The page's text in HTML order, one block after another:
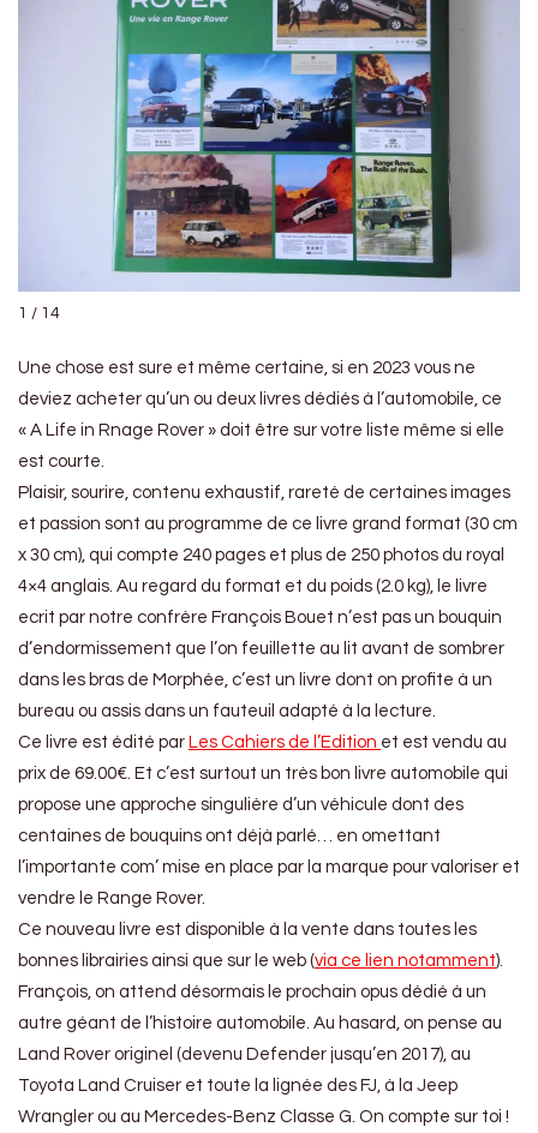
1 / 14
Une chose est sure et même certaine, si en 2023 vous ne
deviez acheter qu’un ou deux livres dédiés à l’automobile, ce
« A Life in Rnage Rover » doit être sur votre liste même si elle
est courte.
Plaisir, sourire, contenu exhaustif, rareté de certaines images
et passion sont au programme de ce livre grand format (30 cm
x 30 cm), qui compte 240 pages et plus de 250 photos du royal
4×4 anglais. Au regard du format et du poids (2.0 kg), le livre
ecrit par notre confrère François Bouet n’est pas un bouquin
d’endormissement que l’on feuillette au lit avant de sombrer
dans les bras de Morphée, c’est un livre dont on profite à un
bureau ou assis dans un fauteuil adapté à la lecture.
Ce livre est édité par Les Cahiers de l’Edition et est vendu au
prix de 69.00€. Et c’est surtout un très bon livre automobile qui
propose une approche singulière d’un véhicule dont des
centaines de bouquins ont déjà parlé… en omettant
l’importante com’ mise en place par la marque pour valoriser et
vendre le Range Rover.
Ce nouveau livre est disponible à la vente dans toutes les
bonnes librairies ainsi que sur le web (via ce lien notamment).
François, on attend désormais le prochain opus dédié à un
autre géant de l’histoire automobile. Au hasard, on pense au
Land Rover originel (devenu Defender jusqu’en 2017), au
Toyota Land Cruiser et toute la lignée des FJ, à la Jeep
Wrangler ou au Mercedes-Benz Classe G. On compte sur toi !